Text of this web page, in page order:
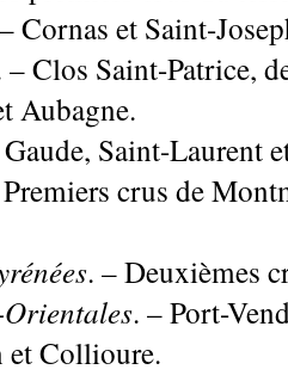
Cornas et Saint-
– Clos Saint-Patrice,
Aubagne.
Saint-Laurent
crus de
. – Deuxièmes
. – Port-
et Collioure.